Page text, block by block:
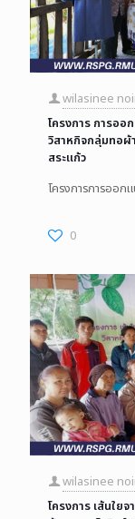
wilasinee
โครงการ การออ
วิสาหกิจกลุ่มทอผ้
สระแก้ว
โครงการการออก
0
wilasinee
โครงการ เส้นใย